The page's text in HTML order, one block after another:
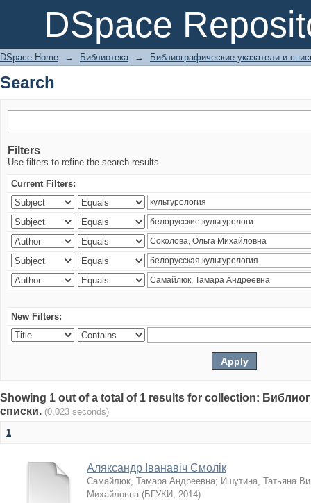
DSpace
Search
DSpace Home → Библиотека → Библиографические указатели и
Search
Filters
Use filters to refine the search results.
Current Filters:
New Filters:
Showing 1 out of a total of 1 results for collection:
списки. (0.023 seconds)
1
Аляксандр Іванавіч Смолік
Самайлюк, Тамара Андреевна; Ишутина, Татьяна
Михайловна (БГУКИ, 2014)